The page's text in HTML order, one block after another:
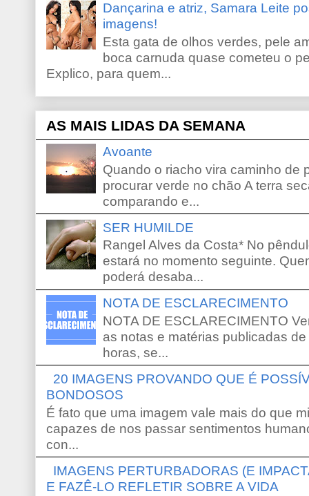
Dançarina e atriz, Samara Leite
imagens!
Esta gata de olhos verdes, pele
boca carnuda quase cometeu o
Explico, para quem...
AS MAIS LIDAS DA SEMANA
Avoante
Quando o riacho vira caminho de
procurar verde no chão A terra
comparando e...
SER HUMILDE
Rangel Alves da Costa* No
estará no momento seguinte.
poderá desaba...
NOTA DE ESCLARECIMENTO
NOTA DE ESCLARECIMENTO
as notas e matérias publicadas
horas, se...
20 IMAGENS PROVANDO QUE É
BONDOSOS
É fato que uma imagem vale mais do que
capazes de nos passar sentimentos
con...
IMAGENS PERTURBADORAS (E
E FAZÊ-LO REFLETIR SOBRE A VIDA